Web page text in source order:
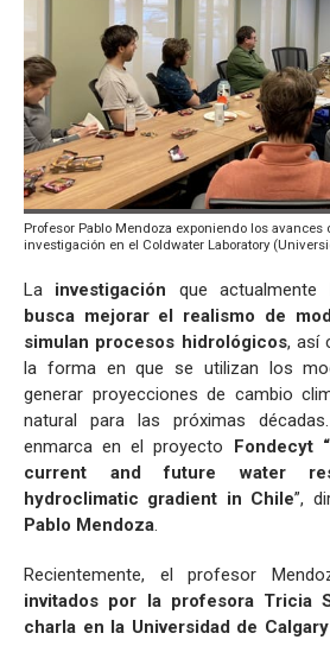
Profesor Pablo Mendoza exponiendo los avances
investigación en el Coldwater Laboratory
La investigación que
busca mejorar el realismo de
simulan procesos hidrológicos, así
la forma en que se utilizan los
generar proyecciones de cambio
natural para las próximas
enmarca en el proyecto Fondecyt
current and future water
hydroclimatic gradient in Chile”,
Pablo Mendoza.
Recientemente, el profesor
invitados por la profesora Tricia
charla en la Universidad de Calgary